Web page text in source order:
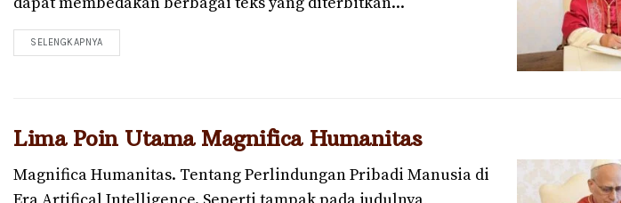
SELENGKAPNYA
Lima Poin Utama Magnifica Humanitas
Magnifica Humanitas. Tentang Perlindungan Pribadi Manusia di